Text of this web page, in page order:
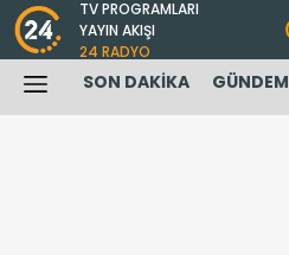
TV PROGRAMLARI
YAYIN AKIŞI
24 RADYO
SON DAKİKA GÜNDEM